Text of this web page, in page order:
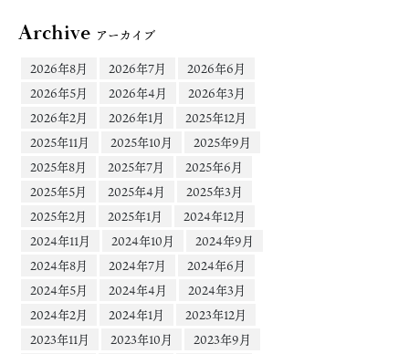
Archive アーカイブ
2026年8月
2026年7月
2026年6月
2026年5月
2026年4月
2026年3月
2026年2月
2026年1月
2025年12月
2025年11月
2025年10月
2025年9月
2025年8月
2025年7月
2025年6月
2025年5月
2025年4月
2025年3月
2025年2月
2025年1月
2024年12月
2024年11月
2024年10月
2024年9月
2024年8月
2024年7月
2024年6月
2024年5月
2024年4月
2024年3月
2024年2月
2024年1月
2023年12月
2023年11月
2023年10月
2023年9月